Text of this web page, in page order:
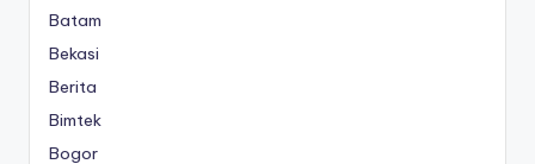
Batam
Bekasi
Berita
Bimtek
Bogor